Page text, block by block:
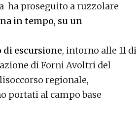
ha proseguito a ruzzolare
in tempo, su un
escursione, intorno alle 11 di
di Forni Avoltri del
regionale,
portati al campo base